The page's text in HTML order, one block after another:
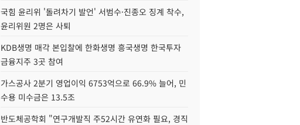
국힘 윤리위 '돌려차기 발언' 서범수·진종오 징계 착수,
윤리위원 2명은 사퇴
KDB생명 매각 본입찰에 한화생명 흥국생명 한국투자
금융지주 3곳 참여
가스공사 2분기 영업이익 6753억으로 66.9% 늘어, 민
수용 미수금은 13.5조
반도체공학회 "연구개발직 주52시간 유연화 필요, 경직